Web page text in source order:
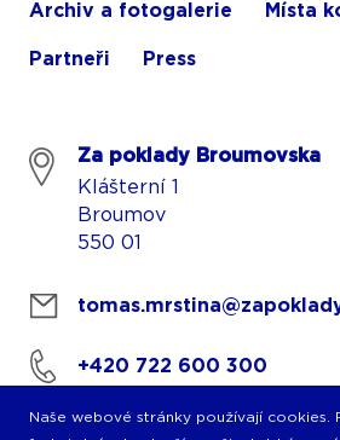
Archiv a fotogalerie Místa
Partneři Press
Za poklady Broumovska
Klášterní 1
Broumov
550 01
+420 722 600 300
Naše webové stránky používají cookies.